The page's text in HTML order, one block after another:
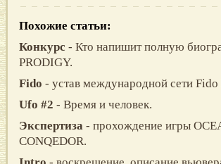
Похожие статьи:
Конкурс - Кто напишит полную
PRODIGY.
Fido - устав международной сети Fido
Ufo #2 - Время и человек.
Экспертиза - прохождение игры
СONQЕDOR.